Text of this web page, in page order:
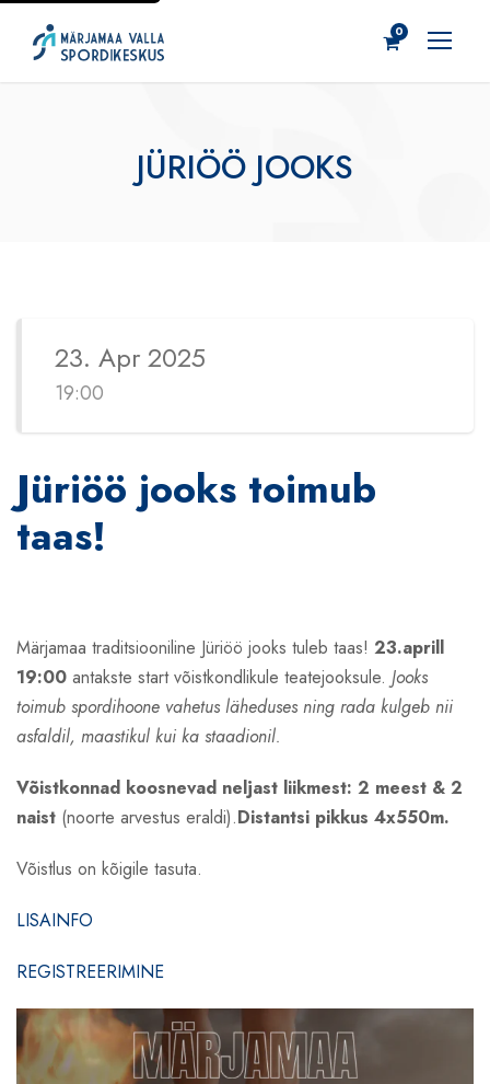
0
JÜRIÖÖ JOOKS
23. Apr 2025
19:00
Jüriöö jooks toimub
taas!
Märjamaa traditsiooniline Jüriöö jooks tuleb taas! 23.aprill
19:00 antakste start võistkondlikule teatejooksule. Jooks
toimub spordihoone vahetus läheduses ning rada kulgeb nii
asfaldil, maastikul kui ka staadionil.
Võistkonnad koosnevad neljast liikmest: 2 meest & 2
naist (noorte arvestus eraldi).Distantsi pikkus 4x550m.
Võistlus on kõigile tasuta.
LISAINFO
REGISTREERIMINE